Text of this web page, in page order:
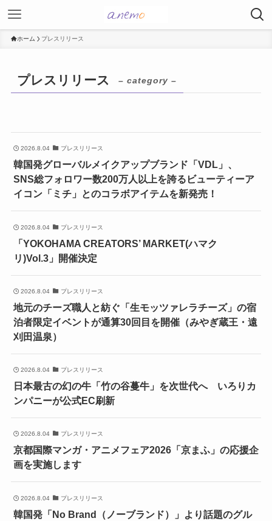
ホーム プレスリリース
プレスリリース – category –
2026.8.04 プレスリリース
韓国発グローバルメイクアップブランド「VDL」、
SNS総フォロワー数200万人以上を誇るビューティーア
イコン「ミチ」とのコラボアイテムを新発売！
2026.8.04 プレスリリース
「YOKOHAMA CREATORS’ MARKET(ハマク
リ)Vol.3」開催決定
2026.8.04 プレスリリース
地元のチーズ職人と紡ぐ「生モッツァレラチーズ」の宿
泊者限定イベントが通算30回目を開催（みやぎ蔵王・遠
刈田温泉）
2026.8.04 プレスリリース
日本最古の幻の牛「竹の谷蔓牛」を次世代へ いろりカ
ンパニーが公式EC刷新
2026.8.04 プレスリリース
京都国際マンガ・アニメフェア2026「京まふ」の応援企
画を実施します
2026.8.04 プレスリリース
韓国発「No Brand（ノーブランド）」より話題のグル